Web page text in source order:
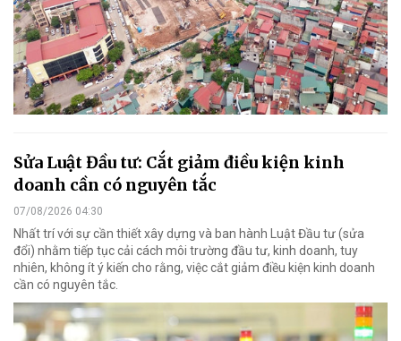
Sửa Luật Đầu tư: Cắt giảm điều kiện kinh
doanh cần có nguyên tắc
07/08/2026 04:30
Nhất trí với sự cần thiết xây dựng và ban hành Luật Đầu tư (sửa
đổi) nhằm tiếp tục cải cách môi trường đầu tư, kinh doanh, tuy
nhiên, không ít ý kiến cho rằng, việc cắt giảm điều kiện kinh doanh
cần có nguyên tắc.